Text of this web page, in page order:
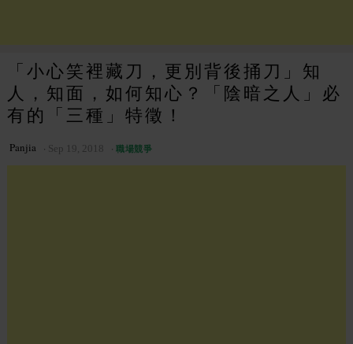
「小心笑裡藏刀，更別背後捅刀」知
人，知面，如何知心？「陰暗之人」必
有的「三種」特徵！
Panjia Sep 19, 2018 職場競爭